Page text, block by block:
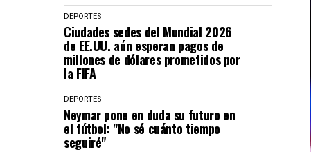
DEPORTES
Ciudades sedes del Mundial 2026
de EE.UU. aún esperan pagos de
millones de dólares prometidos por
la FIFA
DEPORTES
Neymar pone en duda su futuro en
el fútbol: "No sé cuánto tiempo
seguiré"